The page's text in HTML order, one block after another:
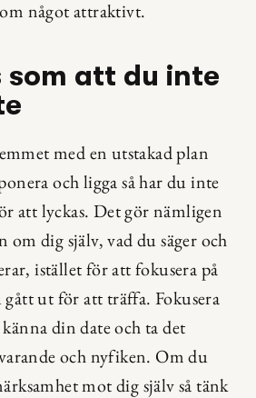
något attraktivt.
som att du inte
med en utstakad plan
och ligga så har du inte
att lyckas. Det gör nämligen
om dig själv, vad du säger och
istället för att fokusera på
gått ut för att träffa. Fokusera
din date och ta det
och nyfiken. Om du
mot dig själv så tänk